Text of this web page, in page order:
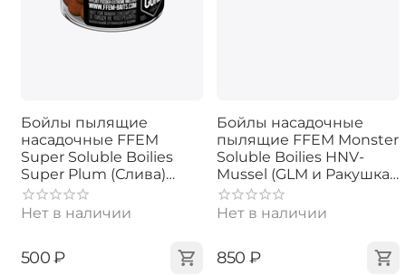
Бойлы пылящие
насадочные FFEM
Super Soluble Boilies
Super Plum (Слива)
13mm
Нет в наличии
‍500‍ ₽
Бойлы насадочные
пылящие FFEM Monster
Soluble Boilies HNV-
Mussel (GLM и Ракушка)
22mm 350г
Нет в наличии
‍850‍ ₽